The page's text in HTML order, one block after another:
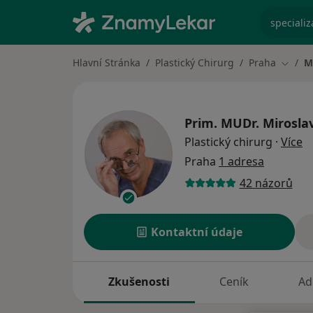
Hlavní Stránka Plastický Chirurg Praha
Prim. MUDr.
Plastický chirurg · Více
Praha 1 adresa
42 názorů
Kontaktní údaje
Zkušenosti Ceník